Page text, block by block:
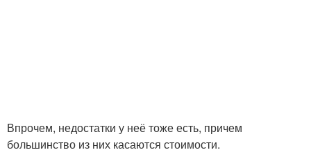
Впрочем, недостатки у неё тоже есть, причем
большинство из них касаются стоимости.